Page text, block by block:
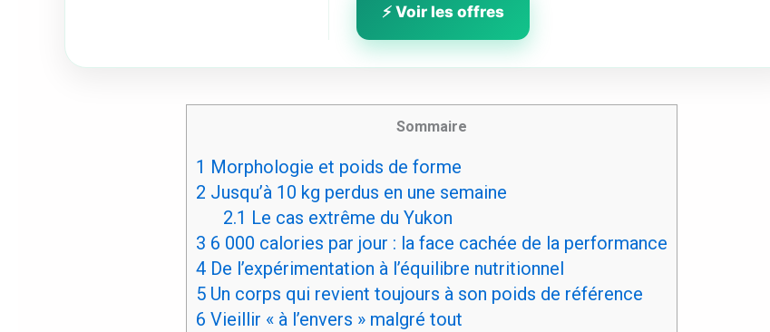
⚡ Voir les offres
Sommaire
1 Morphologie et poids de forme
2 Jusqu’à 10 kg perdus en une semaine
2.1 Le cas extrême du Yukon
3 6 000 calories par jour : la face cachée de la performance
4 De l’expérimentation à l’équilibre nutritionnel
5 Un corps qui revient toujours à son poids de référence
6 Vieillir « à l’envers » malgré tout